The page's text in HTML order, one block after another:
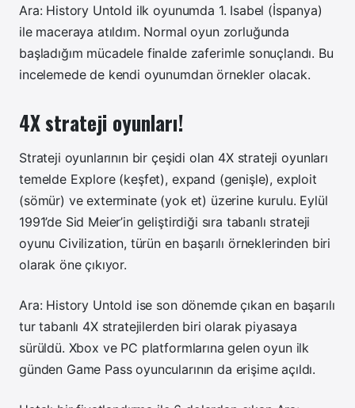
Ara: History Untold ilk oyunumda 1. Isabel (İspanya)
ile maceraya atıldım. Normal oyun zorluğunda
başladığım mücadele finalde zaferimle sonuçlandı. Bu
incelemede de kendi oyunumdan örnekler olacak.
4X strateji oyunları!
Strateji oyunlarının bir çeşidi olan 4X strateji oyunları
temelde Explore (keşfet), expand (genişle), exploit
(sömür) ve exterminate (yok et) üzerine kurulu. Eylül
1991’de Sid Meier’in geliştirdiği sıra tabanlı strateji
oyunu Civilization, türün en başarılı örneklerinden biri
olarak öne çıkıyor.
Ara: History Untold ise son dönemde çıkan en başarılı
tur tabanlı 4X stratejilerden biri olarak piyasaya
sürüldü. Xbox ve PC platformlarına gelen oyun ilk
günden Game Pass oyuncularının da erişime açıldı.